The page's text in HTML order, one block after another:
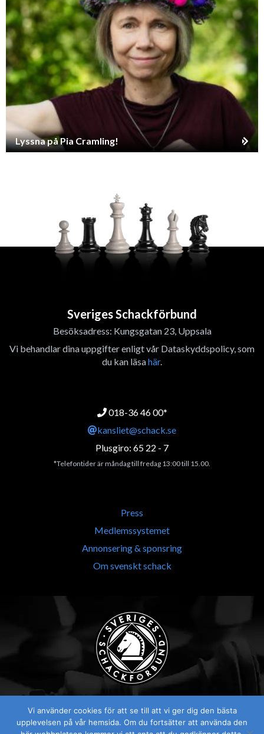
Lyssna på Pia Cramling!
Sveriges Schackförbund
Besöksadress: Kungsgatan 23, Uppsala
Vi behandlar dina uppgifter enligt vår Dataskyddspolicy, som
du kan läsahär.
018-36 46 00*
kansliet@schack.se
Plusgiro: 65 22 - 7
*Telefontider är måndag till fredag 13:00 till 15.00.
Press
Medlemssystemet
Annonsering & sponsring
Om svenskt schack
Vi använder cookies för att se till att vi ger dig den bästa
upplevelsen på vår hemsida. Om du fortsätter att använda den